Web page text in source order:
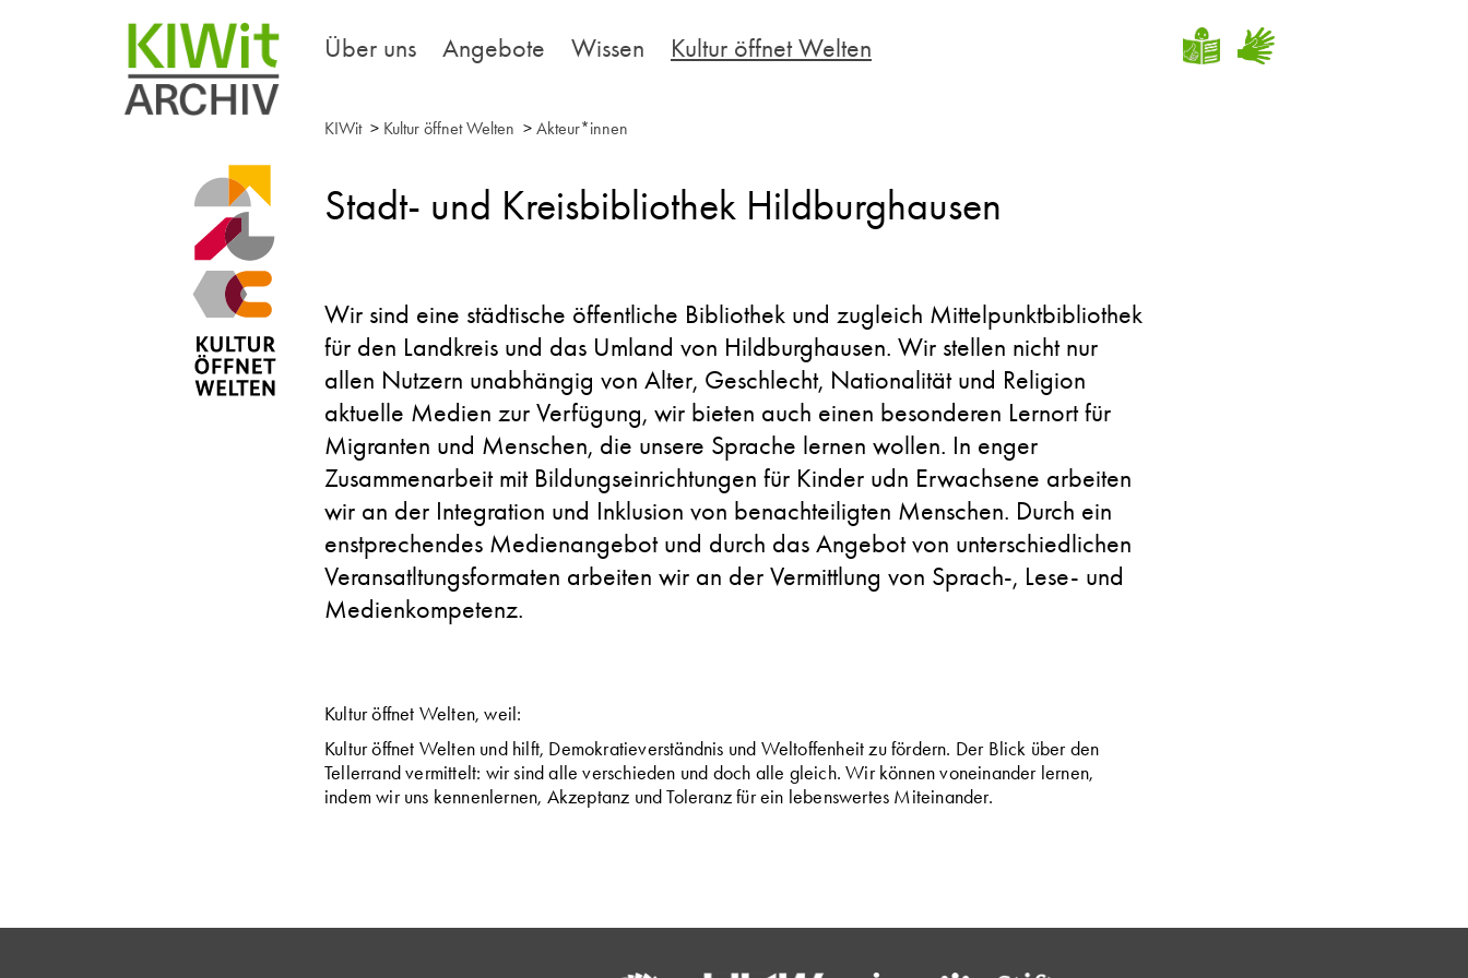
Über uns Angebote Wissen Kultur öffnet Welten
KIWit> Kultur öffnet Welten >Akteur*innen
Stadt- und Kreisbibliothek Hildburghausen
Wir sind eine städtische öffentliche Bibliothek und zugleich Mittelpunktbibliothek
für den Landkreis und das Umland von Hildburghausen. Wir stellen nicht nur
allen Nutzern unabhängig von Alter, Geschlecht, Nationalität und Religion
aktuelle Medien zur Verfügung, wir bieten auch einen besonderen Lernort für
Migranten und Menschen, die unsere Sprache lernen wollen. In enger
Zusammenarbeit mit Bildungseinrichtungen für Kinder udn Erwachsene arbeiten
wir an der Integration und Inklusion von benachteiligten Menschen. Durch ein
enstprechendes Medienangebot und durch das Angebot von unterschiedlichen
Veransatltungsformaten arbeiten wir an der Vermittlung von Sprach-, Lese- und
Medienkompetenz.
Kultur öffnet Welten, weil:
Kultur öffnet Welten und hilft, Demokratieverständnis und Weltoffenheit zu fördern. Der Blick über den
Tellerrand vermittelt: wir sind alle verschieden und doch alle gleich. Wir können voneinander lernen,
indem wir uns kennenlernen, Akzeptanz und Toleranz für ein lebenswertes Miteinander.